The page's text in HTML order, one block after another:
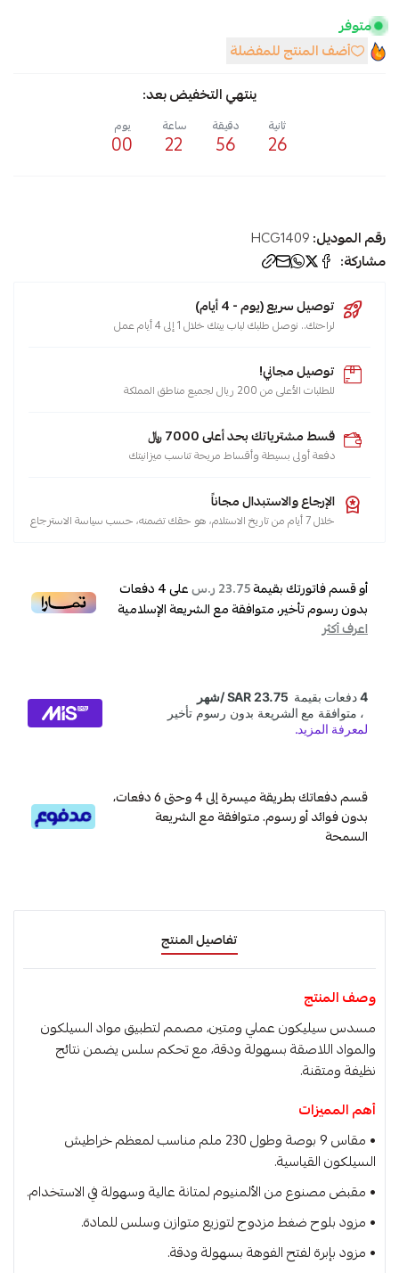
متوفر
أضف المنتج للمفضلة
ينتهي التخفيض بعد:
26
ثانية
56
دقيقة
22
ساعة
00
يوم
رقم الموديل:HCG1409
مشاركة:
توصيل سريع (يوم - 4 أيام)
لراحتك.. نوصل طلبك لباب بيتك خلال 1 إلى 4 أيام عمل
توصيل مجاني!
للطلبات الأعلى من 200 ريال لجميع مناطق المملكة
قسط مشترياتك بحد أعلى 7000 ﷼
دفعة أولى بسيطة وأقساط مريحة تناسب ميزانيتك
الإرجاع والاستبدال مجاناً
خلال 7 أيام من تاريخ الاستلام، هو حقك تضمنه، حسب سياسة الاسترجاع
أو قسم فاتورتك بقيمة23.75 ر.س على4دفعات
بدون رسوم تأخير، متوافقة مع الشريعة الإسلامية
اعرف أكثر
قسم دفعاتك بطريقة ميسرة إلى 4 وحتى 6 دفعات،
بدون فوائد أو رسوم. متوافقة مع الشريعة
السمحة
تفاصيل المنتج
وصف المنتج
مسدس سيليكون عملي ومتين، مصمم لتطبيق مواد السيلكون
والمواد اللاصقة بسهولة ودقة، مع تحكم سلس يضمن نتائج
نظيفة ومتقنة.
أهم المميزات
• مقاس 9 بوصة وطول 230 ملم مناسب لمعظم خراطيش
السيلكون القياسية.
• مقبض مصنوع من الألمنيوم لمتانة عالية وسهولة في الاستخدام.
• مزود بلوح ضغط مزدوج لتوزيع متوازن وسلس للمادة.
• مزود بإبرة لفتح الفوهة بسهولة ودقة.